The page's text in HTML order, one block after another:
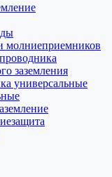
молниеприемников
заземления
универсальные